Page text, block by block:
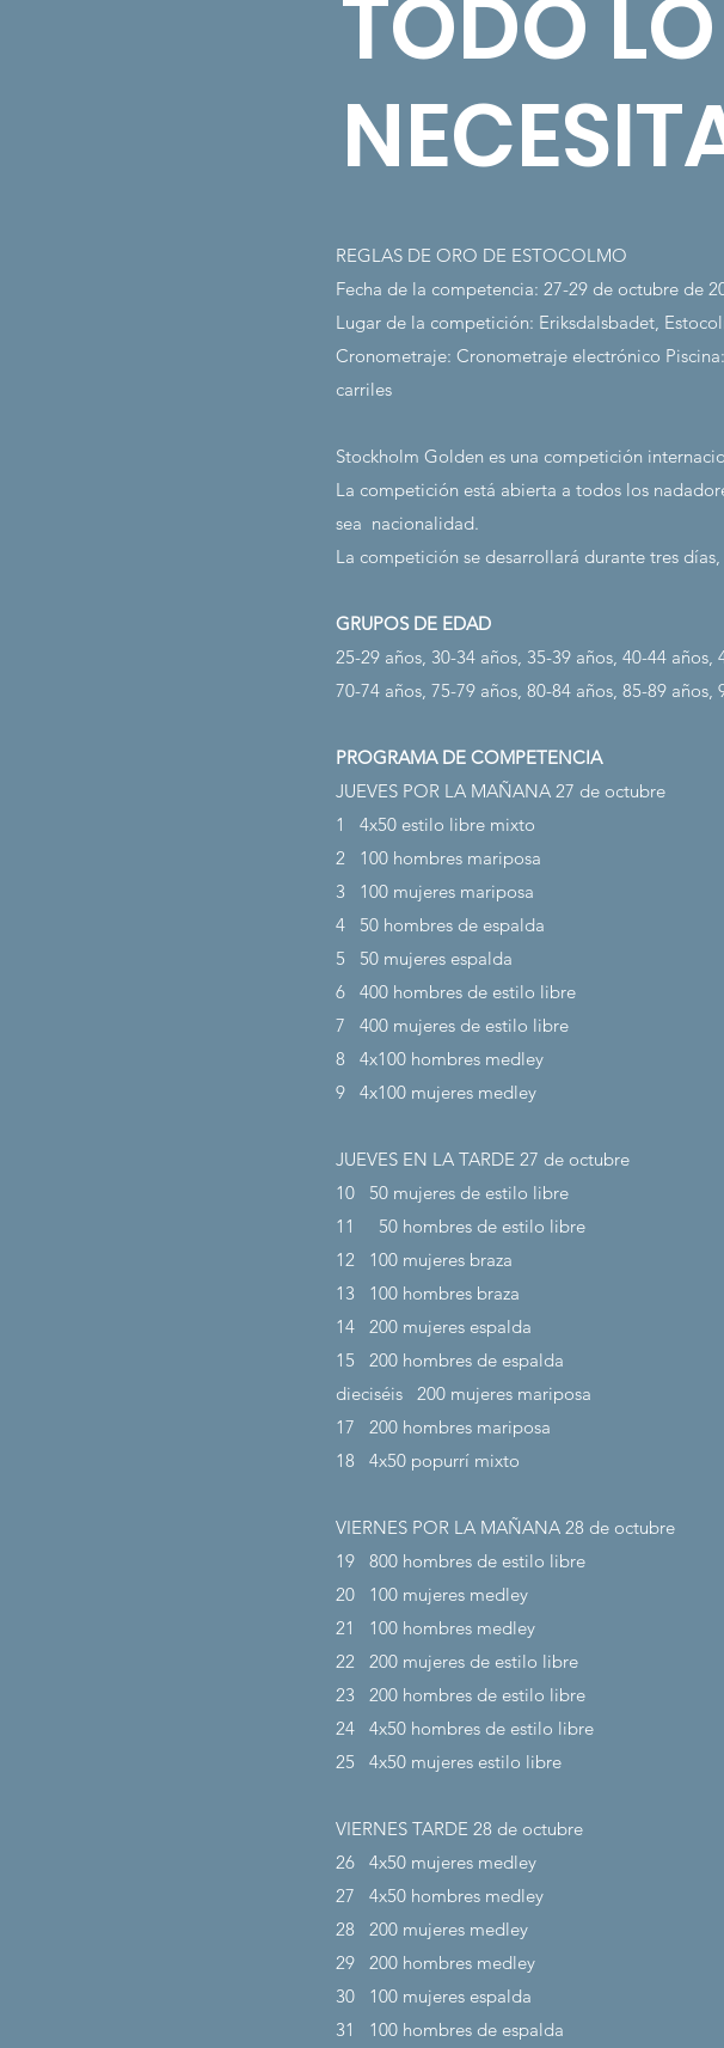
TODO
REGLAS DE ORO DE ESTOCOLMO
Fecha de la competencia: 27-29 de octubre de
Lugar de la competición: Eriksdalsbadet,
Cronometraje: Cronometraje electrónico
carriles
Stockholm Golden es una competición
La competición está abierta a todos los
sea nacionalidad.
La competición se desarrollará durante tres
GRUPOS DE EDAD
25-29 años, 30-34 años, 35-39 años, 40-44
70-74 años, 75-79 años, 80-84 años, 85-89
PROGRAMA DE COMPETENCIA
JUEVES POR LA MAÑANA 27 de octubre
1
4x50 estilo libre mixto
2
100 hombres mariposa
3
100 mujeres mariposa
4
50 hombres de espalda
5
50 mujeres espalda
6
400 hombres de estilo libre
7
400 mujeres de estilo libre
8
4x100 hombres medley
9
4x100 mujeres medley
JUEVES EN LA TARDE 27 de octubre
10
50 mujeres de estilo libre
11
50 hombres de estilo libre
12
100 mujeres braza
13
100 hombres braza
14
200 mujeres espalda
15
200 hombres de espalda
dieciséis
200 mujeres mariposa
17
200 hombres mariposa
18
4x50 popurrí mixto
VIERNES POR LA MAÑANA 28 de octubre
19
800 hombres de estilo libre
20
100 mujeres medley
21
100 hombres medley
22
200 mujeres de estilo libre
23
200 hombres de estilo libre
24
4x50 hombres de estilo libre
25
4x50 mujeres estilo libre
VIERNES TARDE 28 de octubre
26
4x50 mujeres medley
27
4x50 hombres medley
28
200 mujeres medley
29
200 hombres medley
30
100 mujeres espalda
31
100 hombres de espalda